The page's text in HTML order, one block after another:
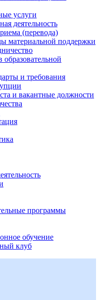
услуги
деятельность
(перевода)
материальной поддержки
и требования
и вакантные должности
программы
обучение
клуб